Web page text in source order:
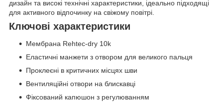
дизайн та високі технічні характеристики, ідеально підходящі
для активного відпочинку на свіжому повітрі.
Ключові характеристики
Мембрана Rehtec-dry 10k
Еластичні манжети з отвором для великого пальця
Проклеєні в критичних місцях шви
Вентиляційні отвори на блискавці
Фіксований капюшон з регулюванням